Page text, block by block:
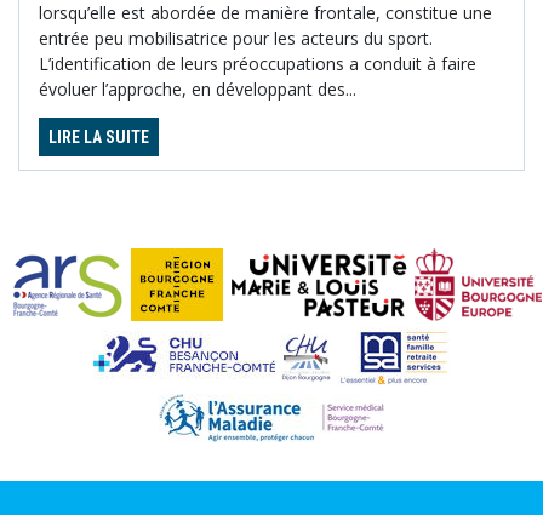
lorsqu’elle est abordée de manière frontale, constitue une
entrée peu mobilisatrice pour les acteurs du sport.
L’identification de leurs préoccupations a conduit à faire
évoluer l’approche, en développant des...
LIRE LA SUITE